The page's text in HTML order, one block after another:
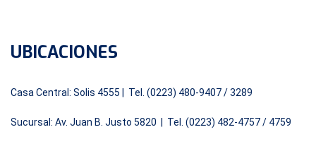
UBICACIONES
Casa Central: Solis 4555 | Tel. (0223) 480-9407 / 3289
Sucursal: Av. Juan B. Justo 5820 | Tel. (0223) 482-4757 / 4759